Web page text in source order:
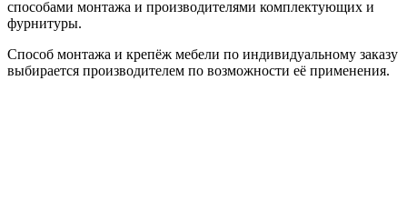
способами монтажа и производителями комплектующих и
фурнитуры.
Способ монтажа и крепёж мебели по индивидуальному заказу
выбирается производителем по возможности её применения.